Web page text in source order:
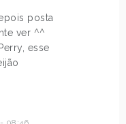
posta
ver ^^
esse